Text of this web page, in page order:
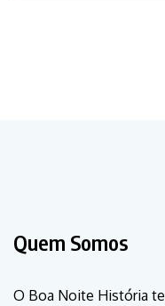
Quem Somos
O Boa Noite História